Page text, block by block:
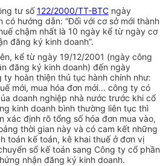
tư số122/2000/TT-BTC ngày
có hướng dẫn: “Đối với cơ sở mới thành
chậm nhất là 10 ngày kể từ ngày cơ
đăng ký kinh doanh”.
kể từ ngày 19/12/2001 (ngày công
đăng ký kinh doanh) đến ngày
ty hoàn thiện thủ tục hành chính như:
mới, mua hóa đơn mới... công ty có
doanh nghiệp nhà nước trước khi cổ
kinh doanh bình thường liên tục thì
xác định rõ tổng số hóa đơn mua vào,
thời gian này và có cam kết những
toán kế toán, kê khai thuế ở đơn vị
sổ kế toán sang Công ty cổ phần
nhận đăng ký kinh doanh.